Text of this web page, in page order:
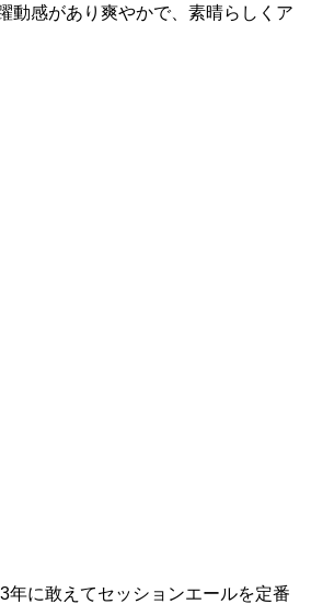
動感があり爽やかで、素晴らしくア
年に敢えてセッションエールを定番